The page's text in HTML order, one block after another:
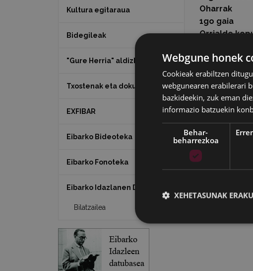
Oharrak
1go gaia
Orrialde
Kultura egitaraua
Bidegileak
"Gure Herria" aldizkaria
Txostenak eta dokumentuak
EXFIBAR
Eibarko Bideoteka
Eibarko Fonoteka
Eibarko Idazlanen Datu-basea
Bilatzailea
Webgune honek
Cookieak erabiltzen
webgunearen erabilerari
bazkideekin, zuk eman
informazio batzuekin
Behar-
beharrezkoa
XEHETASUNAK